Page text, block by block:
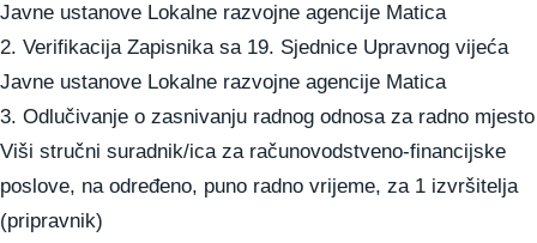
Javne ustanove Lokalne razvojne agencije Matica
2. Verifikacija Zapisnika sa 19. Sjednice Upravnog vijeća
Javne ustanove Lokalne razvojne agencije Matica
3. Odlučivanje o zasnivanju radnog odnosa za radno mjesto
Viši stručni suradnik/ica za računovodstveno-financijske
poslove, na određeno, puno radno vrijeme, za 1 izvršitelja
(pripravnik)